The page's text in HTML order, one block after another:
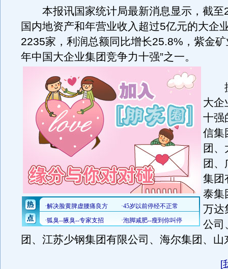
本报讯国家统计局最新消息显示，截至
国内地资产和年营业收入超过5亿元的大企
2235家，利润总额同比增长25.8%，紫金矿
年中国大企业集团竞争力十强”之一。
据
大企
十强
信集
团、
团
集团
泰集
万达
公司
团、江苏少钢集团有限公司、海尔集团、山
[